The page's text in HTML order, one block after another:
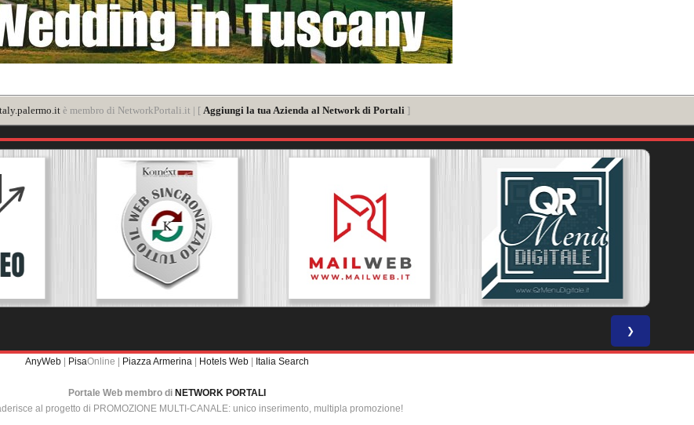
è membro di NetworkPortali.it | [ Aggiungi la tua Azienda al Network di Portali ]
❯
AnyWeb | PisaOnline | Piazza Armerina | Hotels Web | Italia Search
Portale Web membro di NETWORK PORTALI
al progetto di PROMOZIONE MULTI-CANALE: unico inserimento, multipla promozione!